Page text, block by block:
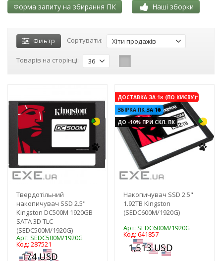
Форма запиту на збирання ПК Наші зборки
Фільтр Сортувати: Хіти продажів
Товарів на сторінці: 36
Твердотільний
накопичувач SSD 2.5"
Kingston DC500M 1920GB
SATA 3D TLC
(SEDC500M/1920G)
Арт: SEDC500M/1920G
Код: 287521
ДОСТАВКА ЗА 1₴ (ПО КИЄВУ)
ЗБІРКА ПК ЗА 1₴
ДО -10% ПРИ СКЛ. ПК
-3%
Накопичувач SSD 2.5"
1.92TB Kingston
(SEDC600M/1920G)
Арт: SEDC600M/1920G
Код: 641857